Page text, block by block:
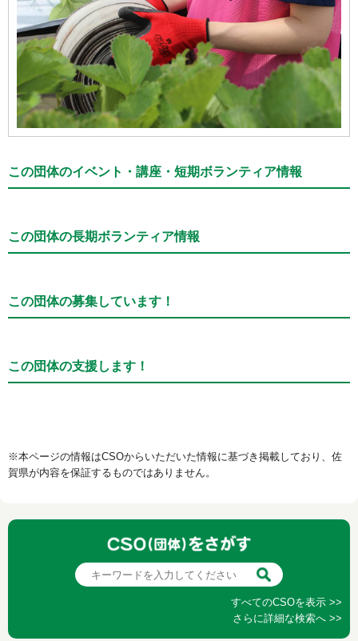
この団体のイベント・講座・短期ボランティア情報
この団体の長期ボランティア情報
この団体の募集しています！
この団体の支援します！
※本ページの情報はCSOからいただいた情報に基づき掲載しており、佐
賀県が内容を保証するものではありません。
すべてのCSOを表示 >>
さらに詳細な検索へ >>